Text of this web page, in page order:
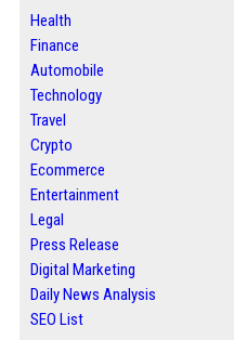
Health
Finance
Automobile
Technology
Travel
Crypto
Ecommerce
Entertainment
Legal
Press Release
Digital Marketing
Daily News Analysis
SEO List